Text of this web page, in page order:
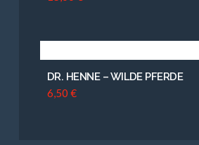
DR. HENNE – WILDE PFERDE
6,50 €